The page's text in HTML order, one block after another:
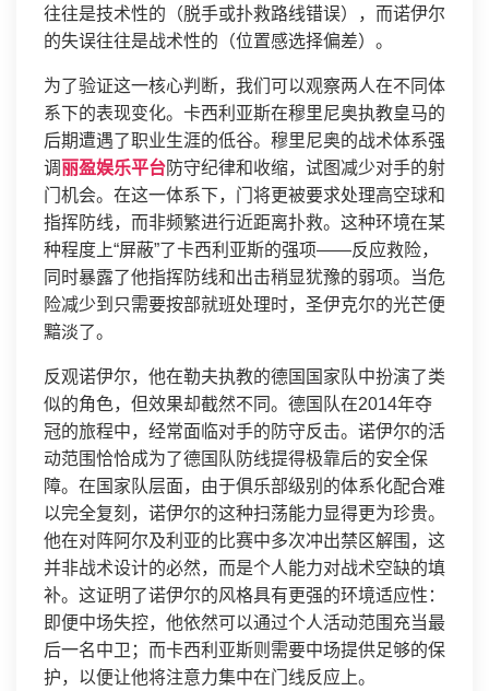
往往是技术性的（脱手或扑救路线错误），而诺伊尔
的失误往往是战术性的（位置感选择偏差）。
为了验证这一核心判断，我们可以观察两人在不同体
系下的表现变化。卡西利亚斯在穆里尼奥执教皇马的
后期遭遇了职业生涯的低谷。穆里尼奥的战术体系强
调 丽盈娱乐平台防守纪律和收缩，试图减少对手的射
门机会。在这一体系下，门将更被要求处理高空球和
指挥防线，而非频繁进行近距离扑救。这种环境在某
种程度上“屏蔽”了卡西利亚斯的强项——反应救险，
同时暴露了他指挥防线和出击稍显犹豫的弱项。当危
险减少到只需要按部就班处理时，圣伊克尔的光芒便
黯淡了。
反观诺伊尔，他在勒夫执教的德国国家队中扮演了类
似的角色，但效果却截然不同。德国队在2014年夺
冠的旅程中，经常面临对手的防守反击。诺伊尔的活
动范围恰恰成为了德国队防线提得极靠后的安全保
障。在国家队层面，由于俱乐部级别的体系化配合难
以完全复刻，诺伊尔的这种扫荡能力显得更为珍贵。
他在对阵阿尔及利亚的比赛中多次冲出禁区解围，这
并非战术设计的必然，而是个人能力对战术空缺的填
补。这证明了诺伊尔的风格具有更强的环境适应性：
即便中场失控，他依然可以通过个人活动范围充当最
后一名中卫；而卡西利亚斯则需要中场提供足够的保
护，以便让他将注意力集中在门线反应上。